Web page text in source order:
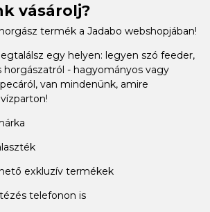
vásárolj?
termék a Jadabo webshopjában!
egy helyen: legyen szó feeder,
- hagyományos vagy
van mindenünk, amire
exkluzív termékek
telefonon is